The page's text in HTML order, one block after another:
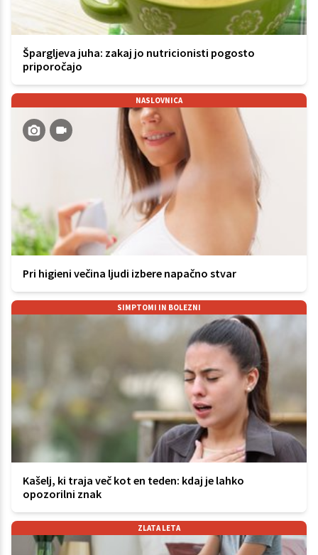
Špargljeva juha: zakaj jo nutricionisti pogosto
priporočajo
NASLOVNICA
Pri higieni večina ljudi izbere napačno stvar
SIMPTOMI IN BOLEZNI
Kašelj, ki traja več kot en teden: kdaj je lahko
opozorilni znak
ZLATA LETA